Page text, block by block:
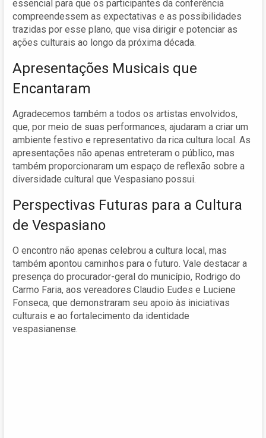
essencial para que os participantes da conferência
compreendessem as expectativas e as possibilidades
trazidas por esse plano, que visa dirigir e potenciar as
ações culturais ao longo da próxima década.
Apresentações Musicais que
Encantaram
Agradecemos também a todos os artistas envolvidos,
que, por meio de suas performances, ajudaram a criar um
ambiente festivo e representativo da rica cultura local. As
apresentações não apenas entreteram o público, mas
também proporcionaram um espaço de reflexão sobre a
diversidade cultural que Vespasiano possui.
Perspectivas Futuras para a Cultura
de Vespasiano
O encontro não apenas celebrou a cultura local, mas
também apontou caminhos para o futuro. Vale destacar a
presença do procurador-geral do município, Rodrigo do
Carmo Faria, aos vereadores Claudio Eudes e Luciene
Fonseca, que demonstraram seu apoio às iniciativas
culturais e ao fortalecimento da identidade
vespasianense.